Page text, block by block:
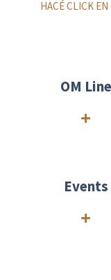
HACÉ CLICK
OM Line
Events